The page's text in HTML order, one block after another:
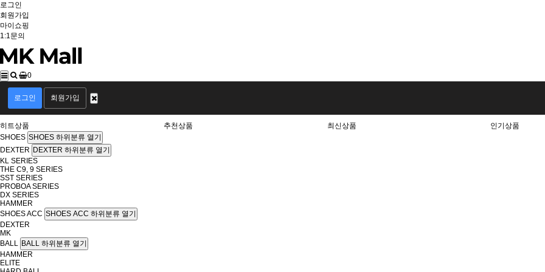
로그인
회원가입
마이쇼핑
1:1문의
0
회
로
그
인
로그인 회원가입
히트상품 추천상품 최신상품
인기상품
SHOES SHOES 하위분류 열기
DEXTER DEXTER 하위분류 열기
KL SERIES
THE C9, 9 SERIES
SST SERIES
PROBOA SERIES
DX SERIES
HAMMER
SHOES ACC SHOES ACC 하위분류 열기
DEXTER
MK
BALL
BALL 하위분류 열기
HAMMER
ELITE